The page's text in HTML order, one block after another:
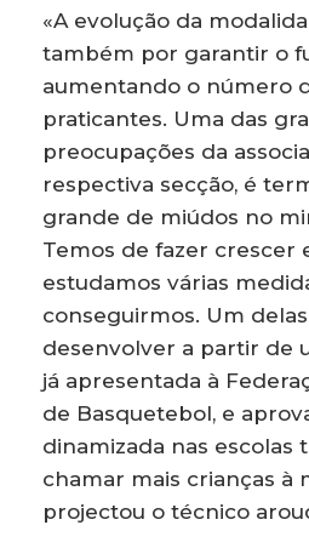
«A evolução da
também por garantir o
aumentando o número
praticantes. Uma das
preocupações da
respectiva secção, é
grande de miúdos no
Temos de fazer crescer
estudamos várias
conseguirmos. Um
desenvolver a partir de
já apresentada à
de Basquetebol, e
dinamizada nas escolas
chamar mais crianças à
projectou o técnico